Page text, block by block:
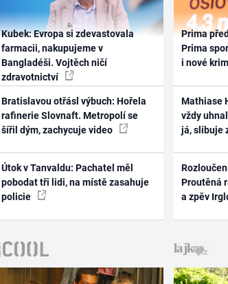
Kubek: Evropa si zdevastovala
farmacii, nakupujeme v
Bangladéši. Vojtěch ničí
zdravotnictví
Bratislavou otřásl výbuch: Hořela
rafinerie Slovnaft. Metropolí se
šířil dým, zachycuje video
Útok v Tanvaldu: Pachatel měl
pobodat tři lidi, na místě zasahuje
policie
Prima
Prima
i nové
Mathiase
vždy
já, slibuje
Proutěná
a zpěv